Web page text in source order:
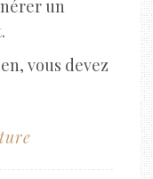
un
vous devez